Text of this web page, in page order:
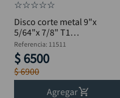
☆☆☆☆☆
Disco corte metal 9"x
5/64"x 7/8" T1
DISCOVER
Referencia: 11511
$ 6500
$6900
Agregar